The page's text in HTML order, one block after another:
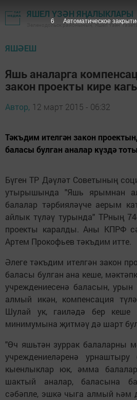
ЯШЕЛ ҮЗӘН ЯҢАЛЫКЛАРЫ
Зеленодольск районының "Яшел Үзән"
ЯШӘЕШ
Яшь аналарга
закон проекты кире
Автор, 12 март 2015 - 06:32
Тәкъдим ителгән закон
баласы булган аналар күздә
Бүген ТР Дәүләт Советының
утырышында "Яшь ярымнан
балалар тәрбияләүче аерым
айлык түләү турында" ТРның
проекты каралды. Аны КПРФ
Артем Прокофьев тәкъдим итте.
Әлеге тәкъдим ителгән закон
баласы булган ана кеше,
учреждениесенә баласын, урын
алмый икән, компенсация
Шулай ук, гаиләдә бер
минимумына җитмәү дә шарт
"Өч яшьтән зуррак балаларны
учреждениеләренә урнаштыру
кыенлыклар юк, әмма
шактый аналар, баласына
сәбәпле, эшкә чыга алмый һәм
5 Автоматическое